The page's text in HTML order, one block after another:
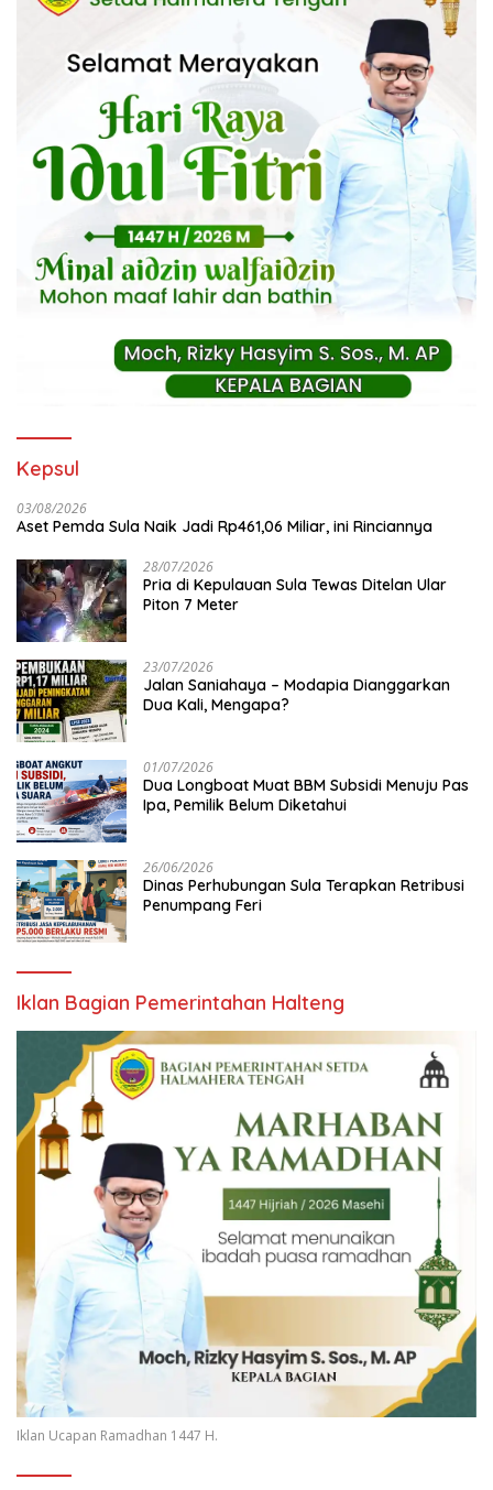
Kepsul
03/08/2026
Aset Pemda Sula Naik Jadi Rp461,06 Miliar, ini Rinciannya
28/07/2026
Pria di Kepulauan Sula Tewas Ditelan Ular
Piton 7 Meter
23/07/2026
Jalan Saniahaya – Modapia Dianggarkan
Dua Kali, Mengapa?
01/07/2026
Dua Longboat Muat BBM Subsidi Menuju Pas
Ipa, Pemilik Belum Diketahui
26/06/2026
Dinas Perhubungan Sula Terapkan Retribusi
Penumpang Feri
Iklan Bagian Pemerintahan Halteng
Iklan Ucapan Ramadhan 1447 H.